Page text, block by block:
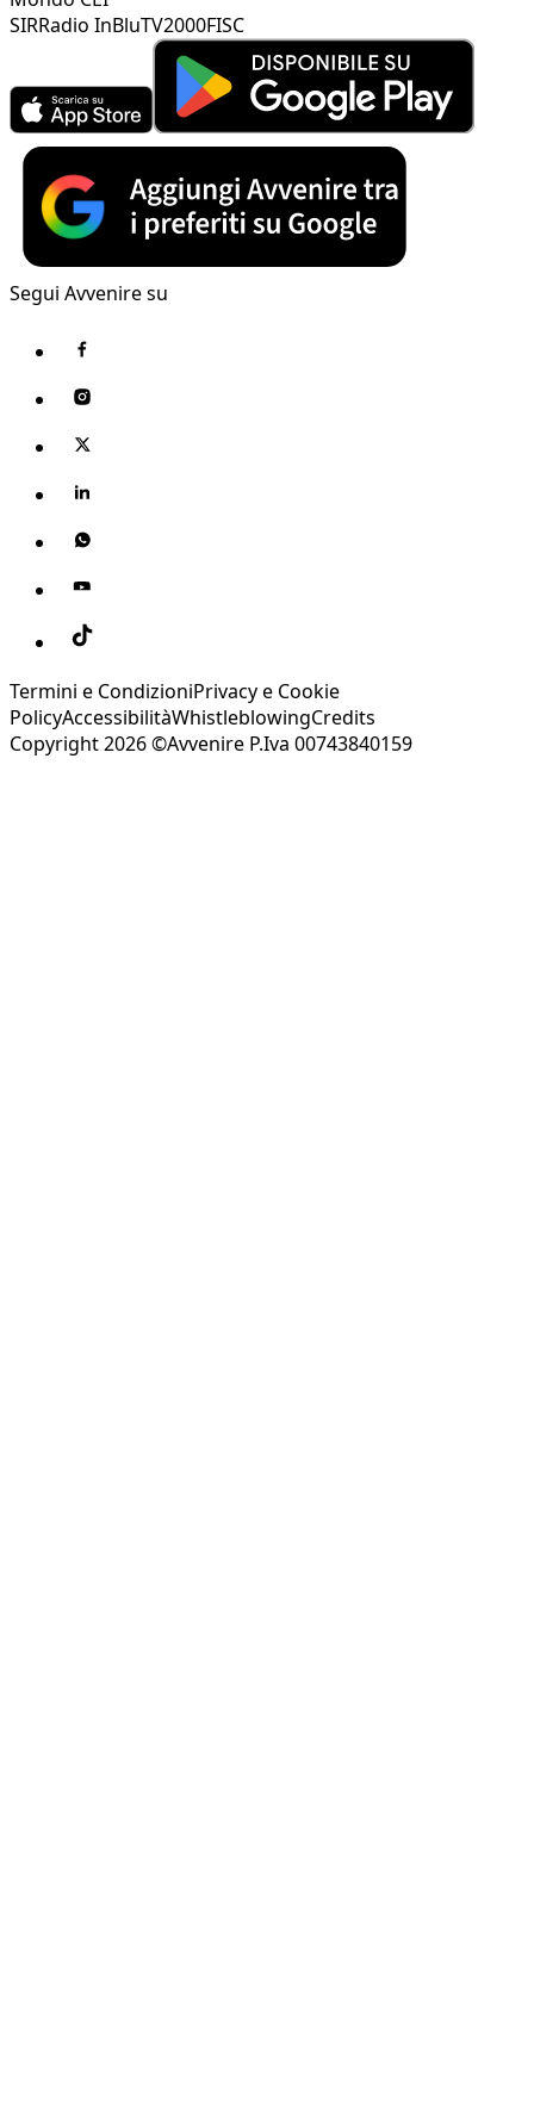
SIRRadio InBluTV2000FISC
Segui Avvenire su
Termini e CondizioniPrivacy e Cookie
PolicyAccessibilitàWhistleblowingCredits
Copyright 2026 ©Avvenire P.Iva 00743840159